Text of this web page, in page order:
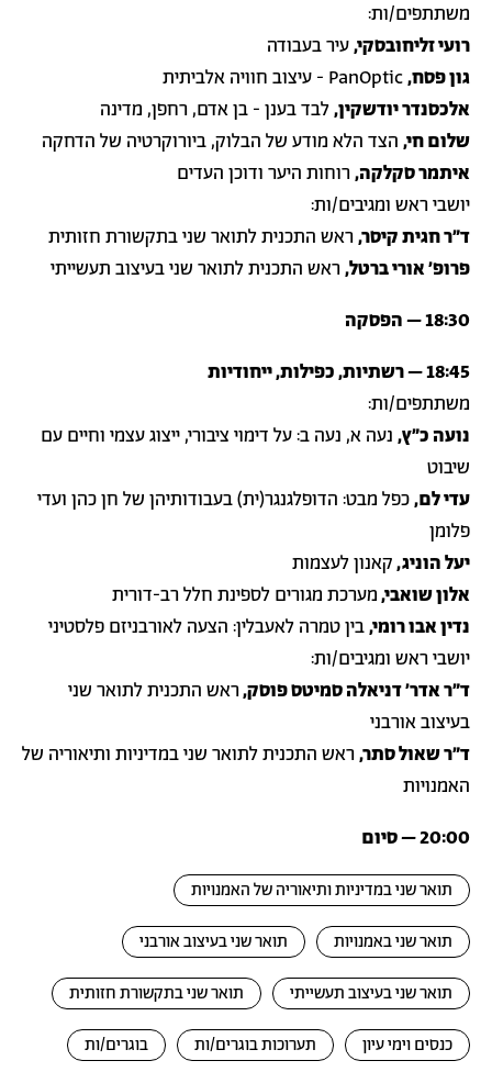
משתתפים/ות:
רועי זליחובסקי,עיר בעבודה
גון פסח,
אלכסנדר יודשקין,לבד בענן - בן אדם, רחפן, מדינה
שלום חי, הצד הלא מודע של הבלוק, ביורוקרטיה של הדחקה
איתמר סקלקה,רוחות היער ודוכן העדים
יושבי ראש ומגיבים/ות:
ד״ר חגית קיסר,ראש התכנית לתואר שני בתקשורת חזותית
פרופ׳ אורי ברטל,ראש התכנית לתואר שני בעיצוב תעשייתי
18:30 – הפסקה
18:45 – רשתיות, כפילות, ייחודיות
משתתפים/ות:
נועה כ״ץ, נעה א, נעה ב: על דימוי ציבורי, ייצוג עצמי וחיים עם
שיבוט
עדי לם,כפל מבט: הדופלגנגר(ית) בעבודותיהן של חן כהן ועדי
פלומן
יעל הוניג,קאנון לעצמות
אלון שואבי,מערכת מגורים לספינת חלל רב-דורית
נדין אבו רומי,בין טמרה לאעבלין: הצעה לאורבניזם פלסטיני
יושבי ראש ומגיבים/ות:
ד״ר אדר׳ דניאלה סמיטס פוסק,ראש התכנית לתואר שני
בעיצוב אורבני
ד״ר שאול סתר,ראש התכנית לתואר שני במדיניות ותיאוריה של
האמנויות
20:00 – סיום
תואר שני במדיניות ותיאוריה של האמנויות
תואר שני באמנויות תואר שני בעיצוב אורבני
תואר שני בעיצוב תעשייתי תואר שני בתקשורת חזותית
כנסים וימי עיון תערוכות בוגרים/ות בוגרים/ות